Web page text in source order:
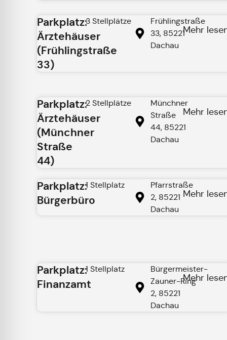
Parkplatz:
Ärztehäuser
(Frühlingstraße
33)
3 Stellplätze
Frühlingstraße
33, 85221
Dachau
Mehr
Parkplatz:
Ärztehäuser
(Münchner
Straße
44)
2 Stellplätze
Münchner
Straße
44, 85221
Dachau
Mehr
Parkplatz:
Bürgerbüro
1 Stellplatz
Pfarrstraße
2, 85221
Dachau
Mehr
Parkplatz:
Finanzamt
1 Stellplatz
Bürgermeister-
Zauner-Ring
2, 85221
Dachau
Mehr